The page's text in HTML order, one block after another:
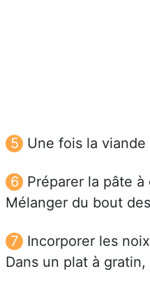
Une fois la
Préparer la pâte à
Mélanger du bout
Incorporer les
Dans un plat à